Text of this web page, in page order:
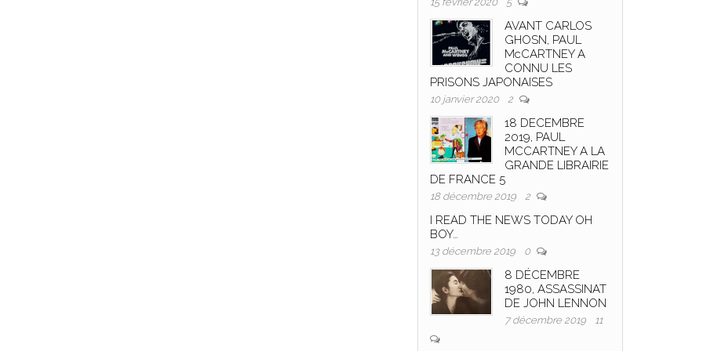
AVANT CARLOS
GHOSN, PAUL
McCARTNEY A
CONNU LES
PRISONS JAPONAISES
10 janvier 2020 2
18 DECEMBRE
2019, PAUL
MCCARTNEY A LA
GRANDE LIBRAIRIE
DE FRANCE 5
18 décembre 2019 2
I READ THE NEWS TODAY OH
BOY…
13 décembre 2019 0
8 DÉCEMBRE
1980, ASSASSINAT
DE JOHN LENNON
7 décembre 2019 11